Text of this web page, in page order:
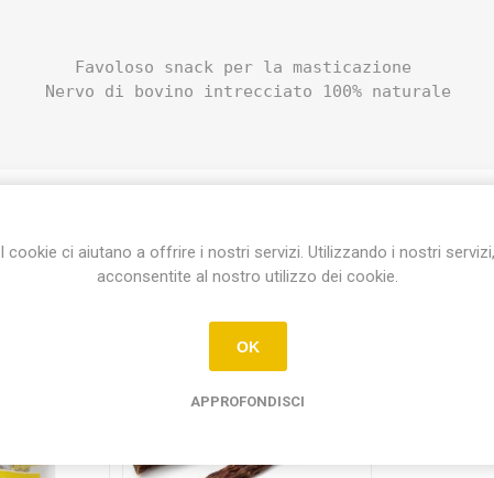
Favoloso snack per la masticazione
Nervo di bovino intrecciato 100% naturale
Hanno acquistato anche
I cookie ci aiutano a offrire i nostri servizi. Utilizzando i nostri servizi,
acconsentite al nostro utilizzo dei cookie.
OK
APPROFONDISCI